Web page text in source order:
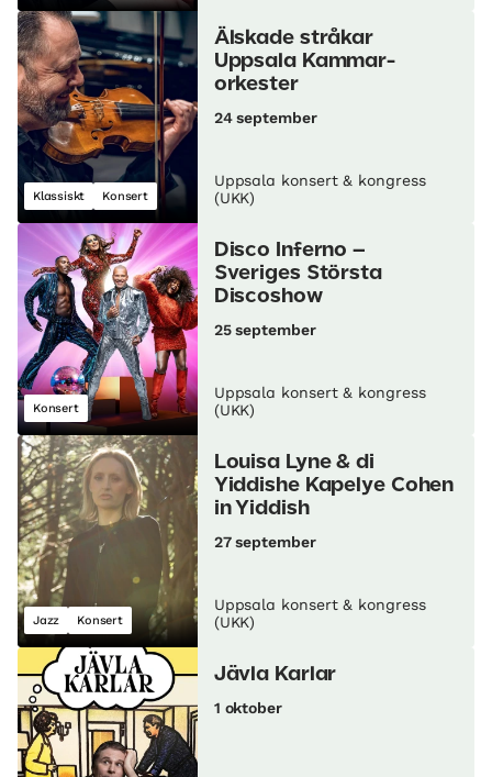
Klassiskt Konsert
Älskade stråkar
Uppsala Kammar­
orkester
24 september
Uppsala konsert & kongress
(UKK)
Konsert
Disco Inferno –
Sveriges Största
Discoshow
25 september
Uppsala konsert & kongress
(UKK)
Jazz Konsert
Louisa Lyne & di
Yiddishe Kapelye Cohen
in Yiddish
27 september
Uppsala konsert & kongress
(UKK)
Jävla Karlar
1 oktober